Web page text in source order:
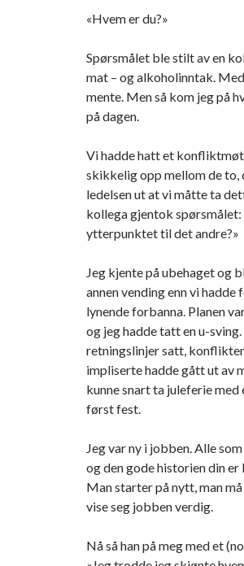
«Hvem er du?»
Spørsmålet ble stilt av en
mat – og alkoholinntak.
mente. Men så kom jeg på
på dagen.
Vi hadde hatt et
skikkelig opp mellom de to,
ledelsen ut at vi måtte ta
kollega gjentok spørsmålet:
ytterpunktet til det andre?»
Jeg kjente på ubehaget og
annen vending enn vi
lynende forbanna. Planen
og jeg hadde tatt en u-
retningslinjer satt,
impliserte hadde gått ut av
kunne snart ta juleferie
først fest.
Jeg var ny i jobben. Alle
og den gode historien din
Man starter på nytt, man
vise seg jobben verdig.
Nå så han på meg med et